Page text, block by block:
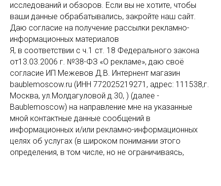
исследований и обзоров. Если вы не хотите, чтобы
ваши данные обрабатывались, закройте наш сайт.
Даю согласие на получение рассылки рекламно-
информационных материалов
Я, в соответствии с ч.1 ст. 18 Федерального закона
от13.03.2006 г. №38-ФЗ «О рекламе», даю своё
согласие ИП Межевов Д.В. Интернент магазин
baublemoscow.ru (ИНН 772025219271, адрес: 111538,г.
Москва, ул.Молдагуловой д.30, ) (далее -
Baublemoscow) на направление мне на указанные
мной контактные данные сообщений в
информационных и/или рекламно-информационных
целях об услугах (в широком понимании этого
определения, в том числе, но не ограничиваясь,